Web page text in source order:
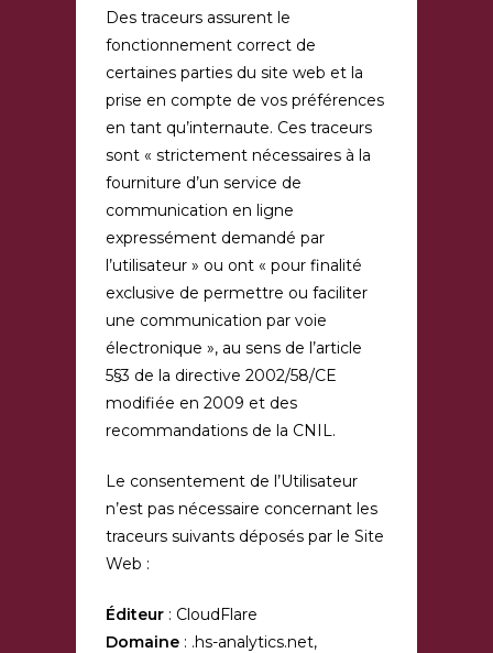
Des traceurs assurent le
fonctionnement correct de
certaines parties du site web et la
prise en compte de vos préférences
en tant qu’internaute. Ces traceurs
sont « strictement nécessaires à la
fourniture d’un service de
communication en ligne
expressément demandé par
l’utilisateur » ou ont « pour finalité
exclusive de permettre ou faciliter
une communication par voie
électronique », au sens de l’article
5§3 de la directive 2002/58/CE
modifiée en 2009 et des
recommandations de la CNIL.
Le consentement de l’Utilisateur
n’est pas nécessaire concernant les
traceurs suivants déposés par le Site
Web :
Éditeur: CloudFlare
Domaine: .hs-analytics.net,